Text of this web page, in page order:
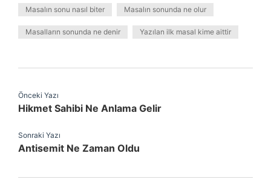
Masalın sonu nasıl biter Masalın sonunda ne olur
Masalların sonunda ne denir Yazılan ilk masal kime aittir
Önceki Yazı
Hikmet Sahibi Ne Anlama Gelir
Sonraki Yazı
Antisemit Ne Zaman Oldu